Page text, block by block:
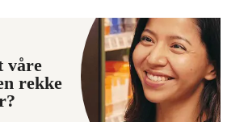
våre
rekke